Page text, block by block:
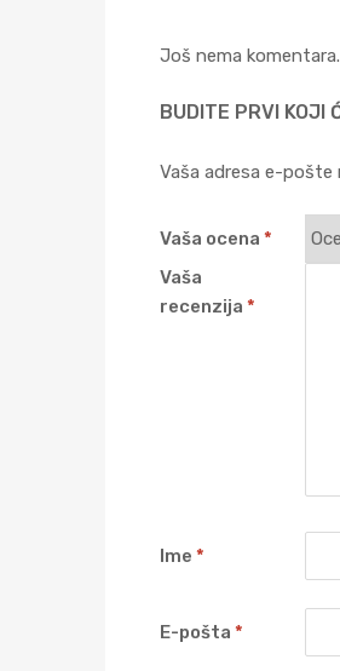
Još nema komentara.
BUDITE PRVI KOJI
Vaša adresa e-pošte
Vaša ocena *
Vaša
recenzija *
Ime *
E-pošta *